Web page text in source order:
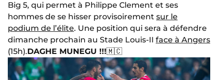
Big 5, qui permet à Philippe Clement et ses
hommes de se hisser provisoirement sur le
podium de l’élite. Une position qui sera à défendre
dimanche prochain au Stade Louis-II face à Angers
(15h).DAGHE MUNEGU !!!🇲🇨